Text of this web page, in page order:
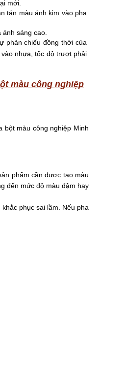
mới.
tán màu ánh kim vào pha
sáng cao.
phản chiếu đồng thời của
nhựa, tốc độ trượt phải
màu công nghiệp
bột màu công nghiệp Minh
phẩm cần được tạo màu
đến mức độ màu đậm hay
phục sai lầm. Nếu pha